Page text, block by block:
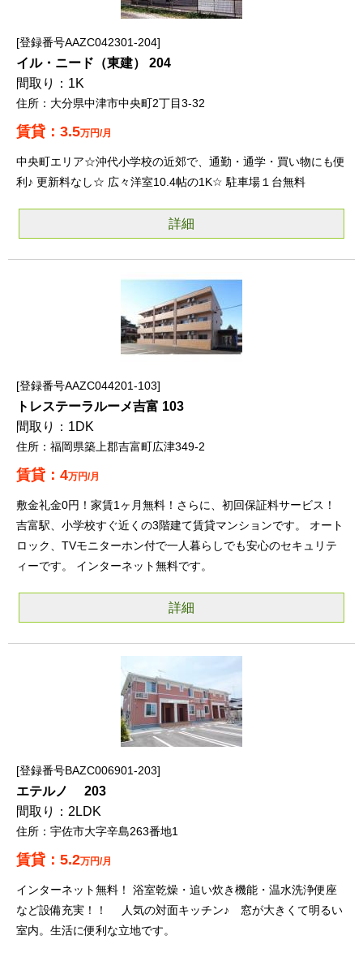
登録番号AAZC042301-204
イル・ニード（東建） 204
1K
大分県中津市中央町2丁目3-32
3.5万円/月
中央町エリア☆沖代小学校の近郊で、通勤・通学・買い物にも便
利♪ 更新料なし☆ 広々洋室10.4帖の1K☆ 駐車場１台無料
詳細
登録番号AAZC044201-103
トレステーラルーメ吉富 103
1DK
福岡県築上郡吉富町広津349-2
4万円/月
敷金礼金0円！家賃1ヶ月無料！さらに、初回保証料サービス！
吉富駅、小学校すぐ近くの3階建て賃貸マンションです。 オート
ロック、TVモニターホン付で一人暮らしでも安心のセキュリテ
ィーです。 インターネット無料です。
詳細
登録番号BAZC006901-203
エテルノ 203
2LDK
宇佐市大字辛島263番地1
5.2万円/月
インターネット無料！ 浴室乾燥・追い炊き機能・温水洗浄便座
など設備充実！！ 人気の対面キッチン♪ 窓が大きくて明るい
室内。生活に便利な立地です。